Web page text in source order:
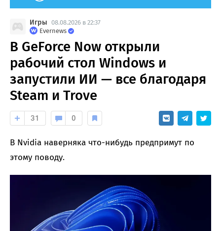
Игры 08.08.2026 в 22:37
Evernews
В GeForce Now открыли
рабочий стол Windows и
запустили ИИ — все благодаря
Steam и Trove
31 0
В Nvidia наверняка что-нибудь предпримут по
этому поводу.